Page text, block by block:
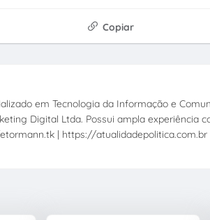
Copiar
em Tecnologia da Informação e
Digital Ltda. Possui ampla experiência
| https://atualidadepolitica.com.br